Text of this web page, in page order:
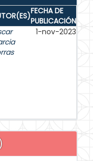
FECHA DE
PUBLICACIÓN
1-nov-2023